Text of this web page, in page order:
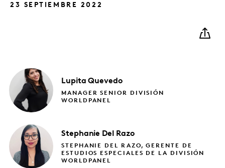
23 SEPTIEMBRE 2022
Lupita Quevedo
MANAGER SENIOR DIVISIÓN
WORLDPANEL
Stephanie Del Razo
STEPHANIE DEL RAZO, GERENTE DE
ESTUDIOS ESPECIALES DE LA DIVISIÓN
WORLDPANEL